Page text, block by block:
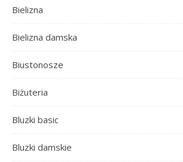
Bielizna
Bielizna damska
Biustonosze
Biżuteria
Bluzki basic
Bluzki damskie